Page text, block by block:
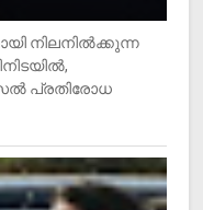
നിലനില്‍ക്കുന്ന
പ്രതിരോധ